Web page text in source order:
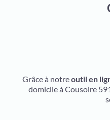
Grâce à notreoutil en
domicile à Cousolre